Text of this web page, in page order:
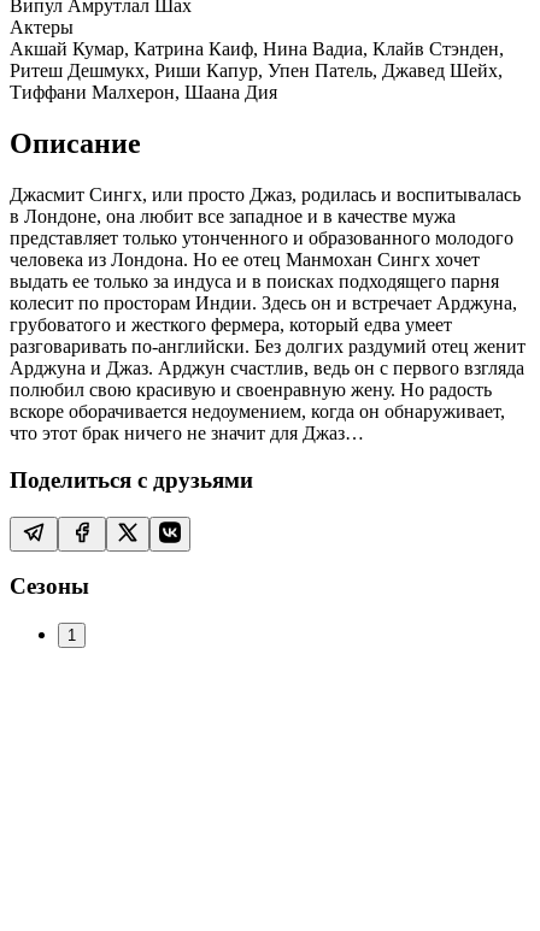
Випул Амрутлал Шах
Актеры
Акшай Кумар, Катрина Каиф, Нина Вадиа, Клайв Стэнден,
Ритеш Дешмукх, Риши Капур, Упен Патель, Джавед Шейх,
Тиффани Малхерон, Шаана Дия
Описание
Джасмит Сингх, или просто Джаз, родилась и воспитывалась
в Лондоне, она любит все западное и в качестве мужа
представляет только утонченного и образованного молодого
человека из Лондона. Но ее отец Манмохан Сингх хочет
выдать ее только за индуса и в поисках подходящего парня
колесит по просторам Индии. Здесь он и встречает Арджуна,
грубоватого и жесткого фермера, который едва умеет
разговаривать по-английски. Без долгих раздумий отец женит
Арджуна и Джаз. Арджун счастлив, ведь он с первого взгляда
полюбил свою красивую и своенравную жену. Но радость
вскоре оборачивается недоумением, когда он обнаруживает,
что этот брак ничего не значит для Джаз…
Поделиться с друзьями
Сезоны
1